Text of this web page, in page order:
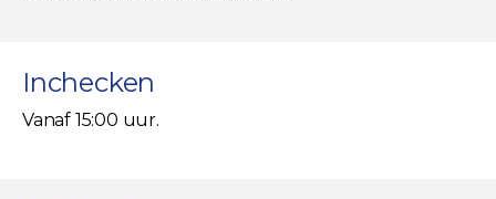
Inchecken
Vanaf 15:00 uur.